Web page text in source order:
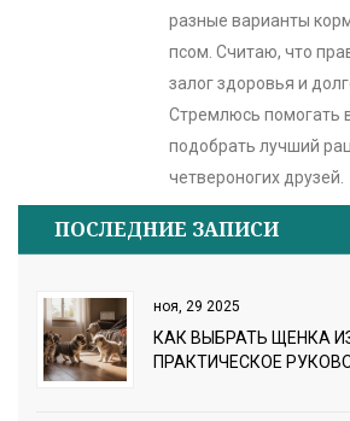
разные варианты
псом. Считаю, что
залог здоровья и
Стремлюсь помогать
подобрать лучший
четвероногих друзей.
ПОСЛЕДНИЕ ЗАПИСИ
ноя, 29 2025
КАК ВЫБРАТЬ ЩЕНКА
ПРАКТИЧЕСКОЕ